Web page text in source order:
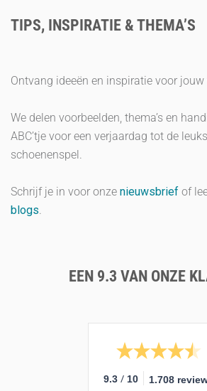
TIPS, INSPIRATIE & THEMA’S
Ontvang ideeën en inspiratie voor jouw
We delen voorbeelden, thema’s en
ABC’tje voor een verjaardag tot de
schoenenspel.
Schrijf je in voor onze nieuwsbrief of
blogs.
EEN 9.3 VAN ONZE
9.3 / 10 1.708